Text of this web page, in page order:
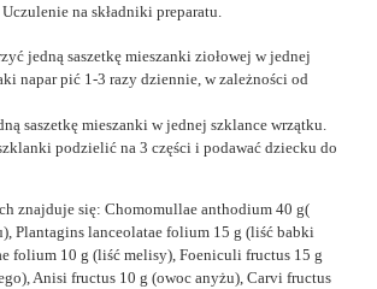
Uczulenie na składniki preparatu.
jedną saszetkę mieszanki ziołowej w jednej
napar pić 1-3 razy dziennie, w zależności od
saszetkę mieszanki w jednej szklance wrzątku.
podzielić na 3 części i podawać dziecku do
znajduje się: Chomomullae anthodium 40 g(
Plantagins lanceolatae folium 15 g (liść babki
folium 10 g (liść melisy), Foeniculi fructus 15 g
Anisi fructus 10 g (owoc anyżu), Carvi fructus